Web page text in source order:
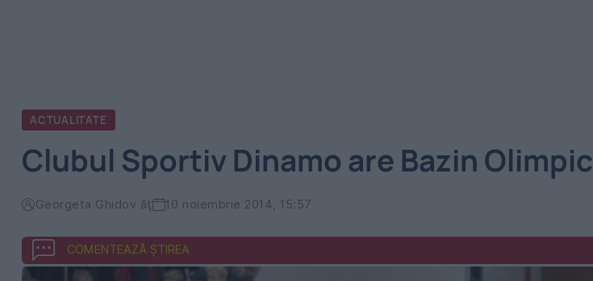
ACTUALITATE
Clubul Sportiv Dinamo are Bazin Olimpic
Georgeta Ghidov ăţ 10 noiembrie 2014, 15:57
COMENTEAZĂ ȘTIREA